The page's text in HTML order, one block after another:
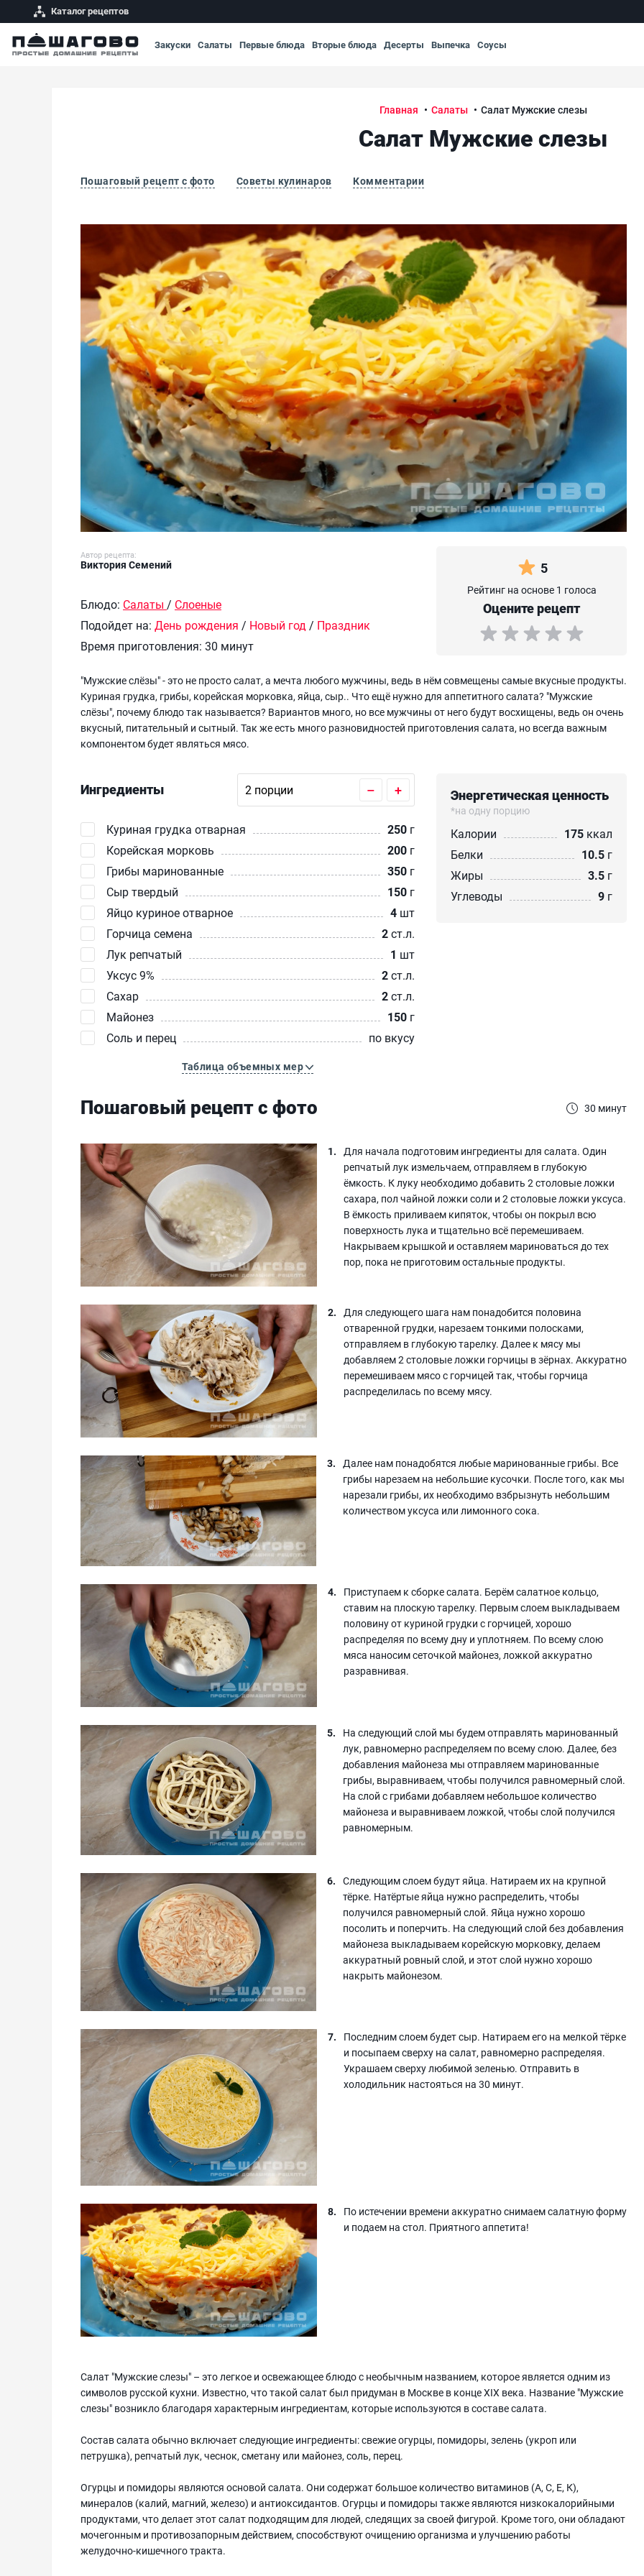
Каталог рецептов
Закуски Салаты Первые блюда Вторые блюда Десерты Выпечка Соусы
Главная Салаты Салат Мужские слезы
Салат Мужские слезы
Пошаговый рецепт с фото Советы кулинаров Комментарии
Салат Мужские слезы
Автор рецепта:
Виктория Семений
Блюдо: Салаты / Слоеные
Подойдет на: День рождения / Новый год / Праздник
Время приготовления: 30 минут
5
Рейтинг на основе 1 голоса
Оцените рецепт
"Мужские слёзы" - это не просто салат, а мечта любого мужчины, ведь в нём совмещены самые вкусные продукты.
Куриная грудка, грибы, корейская морковка, яйца, сыр.. Что ещё нужно для аппетитного салата? "Мужские
слёзы", почему блюдо так называется? Вариантов много, но все мужчины от него будут восхищены, ведь он очень
вкусный, питательный и сытный. Так же есть много разновидностей приготовления салата, но всегда важным
компонентом будет являться мясо.
Ингредиенты – +
Куриная грудка отварная 250 г
Корейская морковь
200 г
Грибы маринованные
350 г
Сыр твердый
150 г
Яйцо куриное отварное
4 шт
Горчица семена
2ст.л.
Лук репчатый
1 шт
Уксус 9%
2ст.л.
Сахар
2ст.л.
Майонез
150 г
Соль и перец
по вкусу
Таблица объемных мер
Энергетическая ценность
*на одну порцию
Калории 175 ккал
Белки
10.5 г
Жиры
3.5 г
Углеводы
9 г
Пошаговый рецепт с фото 30 минут
Для начала подготовим ингредиенты для салата. Один
репчатый лук измельчаем, отправляем в глубокую
ёмкость. К луку необходимо добавить 2 столовые ложки
сахара, пол чайной ложки соли и 2 столовые ложки уксуса.
В ёмкость приливаем кипяток, чтобы он покрыл всю
поверхность лука и тщательно всё перемешиваем.
Накрываем крышкой и оставляем мариноваться до тех
пор, пока не приготовим остальные продукты.
Для следующего шага нам понадобится половина
отваренной грудки, нарезаем тонкими полосками,
отправляем в глубокую тарелку. Далее к мясу мы
добавляем 2 столовые ложки горчицы в зёрнах. Аккуратно
перемешиваем мясо с горчицей так, чтобы горчица
распределилась по всему мясу.
Далее нам понадобятся любые маринованные грибы. Все
грибы нарезаем на небольшие кусочки. После того, как мы
нарезали грибы, их необходимо взбрызнуть небольшим
количеством уксуса или лимонного сока.
Приступаем к сборке салата. Берём салатное кольцо,
ставим на плоскую тарелку. Первым слоем выкладываем
половину от куриной грудки с горчицей, хорошо
распределяя по всему дну и уплотняем. По всему слою
мяса наносим сеточкой майонез, ложкой аккуратно
разравнивая.
На следующий слой мы будем отправлять маринованный
лук, равномерно распределяем по всему слою. Далее, без
добавления майонеза мы отправляем маринованные
грибы, выравниваем, чтобы получился равномерный слой.
На слой с грибами добавляем небольшое количество
майонеза и выравниваем ложкой, чтобы слой получился
равномерным.
Следующим слоем будут яйца. Натираем их на крупной
тёрке. Натёртые яйца нужно распределить, чтобы
получился равномерный слой. Яйца нужно хорошо
посолить и поперчить. На следующий слой без добавления
майонеза выкладываем корейскую морковку, делаем
аккуратный ровный слой, и этот слой нужно хорошо
накрыть майонезом.
Последним слоем будет сыр. Натираем его на мелкой тёрке
и посыпаем сверху на салат, равномерно распределяя.
Украшаем сверху любимой зеленью. Отправить в
холодильник настояться на 30 минут.
По истечении времени аккуратно снимаем салатную форму
и подаем на стол. Приятного аппетита!
Салат "Мужские слезы" – это легкое и освежающее блюдо с необычным названием, которое является одним из
символов русской кухни. Известно, что такой салат был придуман в Москве в конце XIX века. Название "Мужские
слезы" возникло благодаря характерным ингредиентам, которые используются в составе салата.
Состав салата обычно включает следующие ингредиенты: свежие огурцы, помидоры, зелень (укроп или
петрушка), репчатый лук, чеснок, сметану или майонез, соль, перец.
Огурцы и помидоры являются основой салата. Они содержат большое количество витаминов (A, C, E, К),
минералов (калий, магний, железо) и антиоксидантов. Огурцы и помидоры также являются низкокалорийными
продуктами, что делает этот салат подходящим для людей, следящих за своей фигурой. Кроме того, они обладают
мочегонным и противозапорным действием, способствуют очищению организма и улучшению работы
желудочно-кишечного тракта.